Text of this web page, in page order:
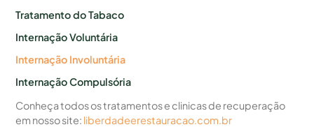
Tratamento do Tabaco
Internação Voluntária
Internação Involuntária
Internação Compulsória
Conheça todos os tratamentos e clinicas de recuperação
em nosso site: liberdadeerestauracao.com.br